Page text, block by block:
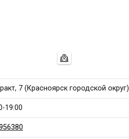
7 (Красноярск городской округ)
19:00